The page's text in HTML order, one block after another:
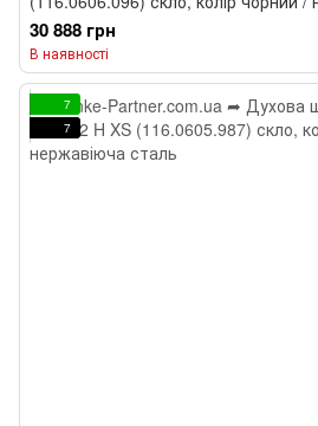
30 888 грн
В наявності
7
7